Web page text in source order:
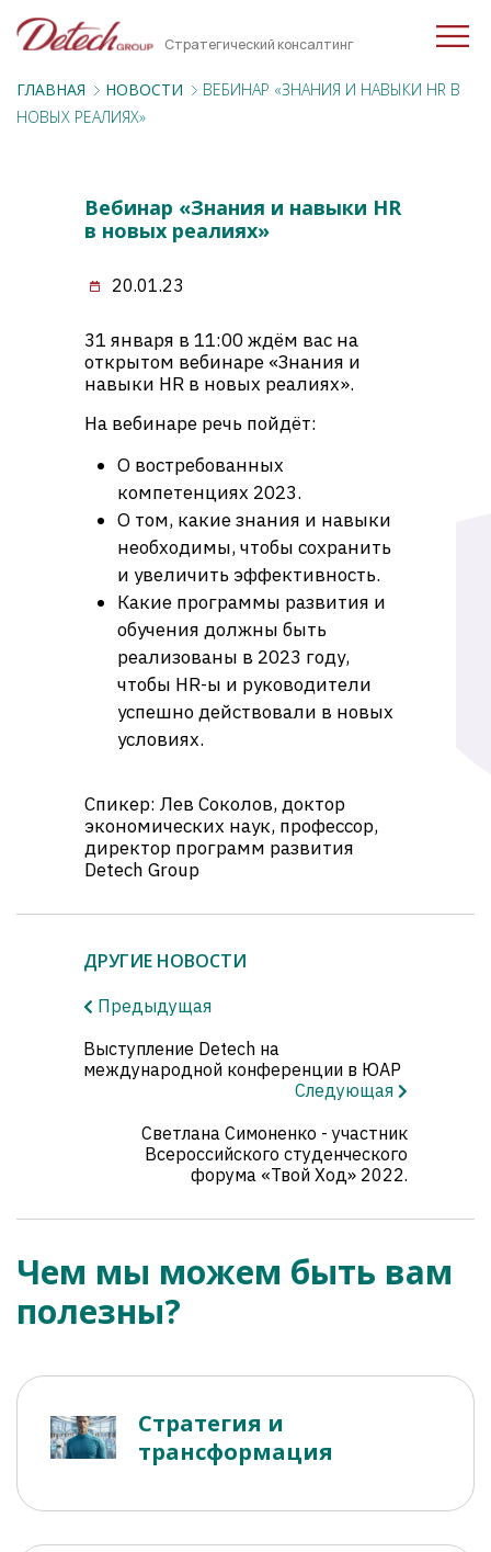
Стратегический консалтинг
ГЛАВНАЯ НОВОСТИ
ВЕБИНАР «ЗНАНИЯ И НАВЫКИ HR В
НОВЫХ РЕАЛИЯХ»
Вебинар «Знания и навыки HR
в новых реалиях»
20.01.23
31 января в 11:00 ждём вас на
открытом вебинаре «Знания и
навыки HR в новых реалиях».
На вебинаре речь пойдёт:
О востребованных
компетенциях 2023.
О том, какие знания и навыки
необходимы, чтобы сохранить
и увеличить эффективность.
Какие программы развития и
обучения должны быть
реализованы в 2023 году,
чтобы HR-ы и руководители
успешно действовали в новых
условиях.
Спикер: Лев Соколов, доктор
экономических наук, профессор,
директор программ развития
Detech Group
ДРУГИЕ НОВОСТИ
Предыдущая
Выступление Detech на
международной конференции в ЮАР
Следующая
Светлана Симоненко - участник
Всероссийского студенческого
форума «Твой Ход» 2022.
Чем мы можем быть вам
полезны?
Стратегия и
трансформация